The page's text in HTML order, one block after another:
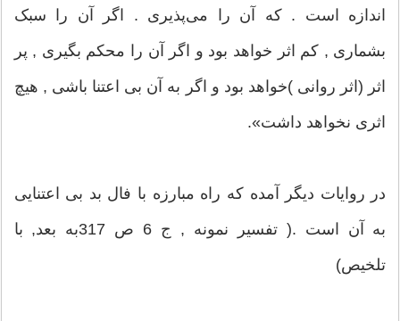
اندازه است . که آن را می‌پذیری . اگر آن را سبک
بشماری , کم اثر خواهد بود و اگر آن را محکم بگیری , پر
اثر (اثر روانی )خواهد بود و اگر به آن بی اعتنا باشی , هیچ
اثری نخواهد داشت».
در روایات دیگر آمده که راه مبارزه با فال بد بی اعتنایی
به آن است .( تفسیر نمونه , ج 6 ص 317به بعد, با
تلخیص)